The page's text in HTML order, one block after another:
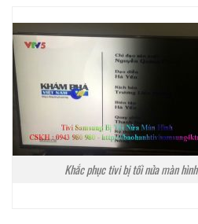
Khắc phục tivi bị tối nửa màn hình